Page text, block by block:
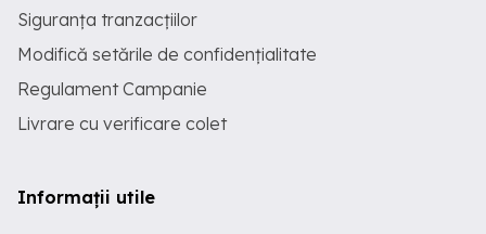
Siguranța tranzacțiilor
Modifică setările de confidențialitate
Regulament Campanie
Livrare cu verificare colet
Informații utile